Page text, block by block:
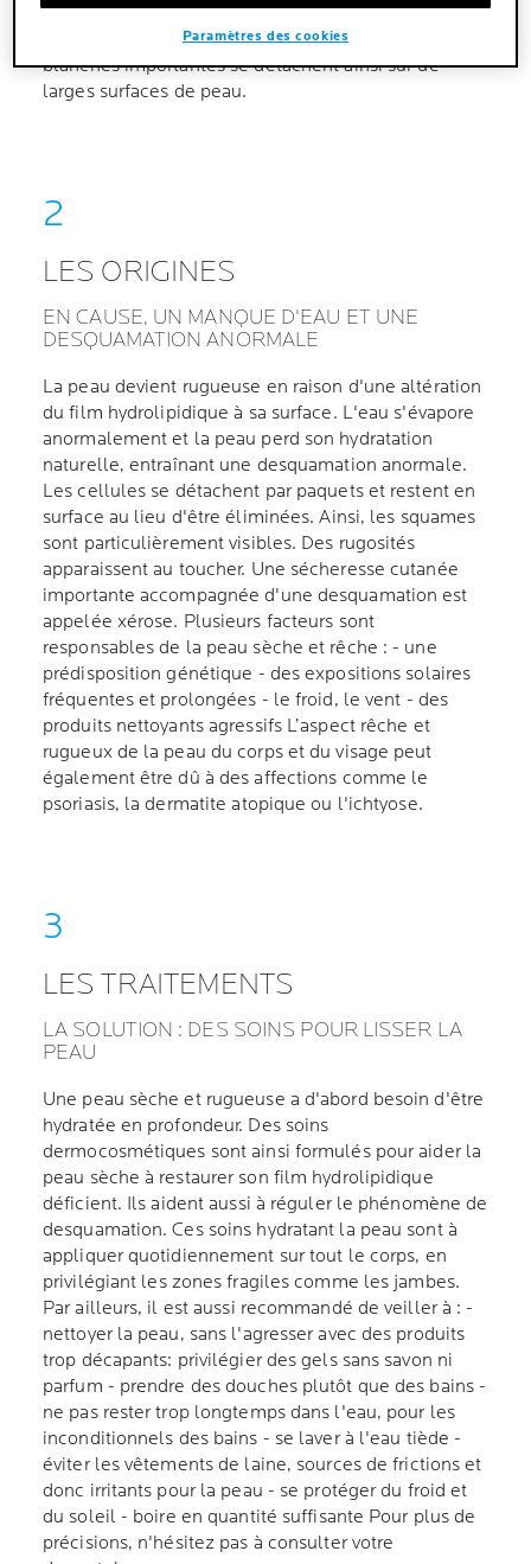
desquamations sont visibles sur tout le corps, en
particulier au niveau des jambes. Des squames
blanches importantes se détachent ainsi sur de
larges surfaces de peau.
LES ORIGINES
EN CAUSE, UN MANQUE D'EAU ET UNE
DESQUAMATION ANORMALE
La peau devient rugueuse en raison d'une altération
du film hydrolipidique à sa surface. L'eau s'évapore
anormalement et la peau perd son hydratation
naturelle, entraînant une desquamation anormale.
Les cellules se détachent par paquets et restent en
surface au lieu d'être éliminées. Ainsi, les squames
sont particulièrement visibles. Des rugosités
apparaissent au toucher. Une sécheresse cutanée
importante accompagnée d'une desquamation est
appelée xérose. Plusieurs facteurs sont
responsables de la peau sèche et rêche : - une
prédisposition génétique - des expositions solaires
fréquentes et prolongées - le froid, le vent - des
produits nettoyants agressifs L’aspect rêche et
rugueux de la peau du corps et du visage peut
également être dû à des affections comme le
psoriasis, la dermatite atopique ou l'ichtyose.
LES TRAITEMENTS
LA SOLUTION : DES SOINS POUR LISSER LA
PEAU
Une peau sèche et rugueuse a d'abord besoin d'être
hydratée en profondeur. Des soins
dermocosmétiques sont ainsi formulés pour aider la
peau sèche à restaurer son film hydrolipidique
déficient. Ils aident aussi à réguler le phénomène de
desquamation. Ces soins hydratant la peau sont à
appliquer quotidiennement sur tout le corps, en
privilégiant les zones fragiles comme les jambes.
Par ailleurs, il est aussi recommandé de veiller à : -
nettoyer la peau, sans l'agresser avec des produits
trop décapants: privilégier des gels sans savon ni
parfum - prendre des douches plutôt que des bains -
ne pas rester trop longtemps dans l'eau, pour les
inconditionnels des bains - se laver à l'eau tiède -
éviter les vêtements de laine, sources de frictions et
donc irritants pour la peau - se protéger du froid et
du soleil - boire en quantité suffisante Pour plus de
précisions, n'hésitez pas à consulter votre
Paramètres des cookies